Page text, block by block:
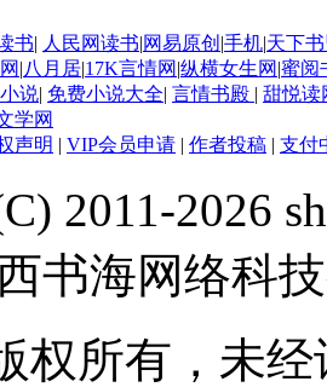
书| 人民网读书|网易原创 |手机|天下
|八月居|17K言情网 |纵横女生网 |蜜阅
说| 免费小说大全| 言情书殿 | 甜悦
学网
声明 | VIP会员申请 | 作者投稿 | 支付
2011-2026
书海网络科
权所有，未